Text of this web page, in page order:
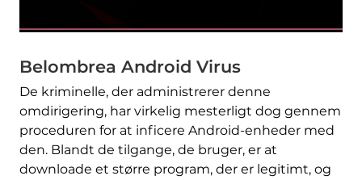
Belombrea Android Virus
De kriminelle, der administrerer denne
omdirigering, har virkelig mesterligt dog gennem
proceduren for at inficere Android-enheder med
den. Blandt de tilgange, de bruger, er at
downloade et større program, der er legitimt, og